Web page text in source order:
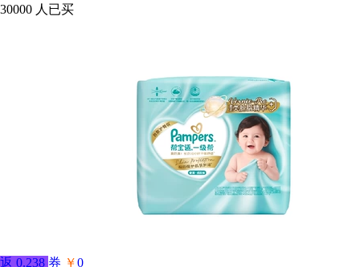
30000 人已买
返 0.238 券 ￥0